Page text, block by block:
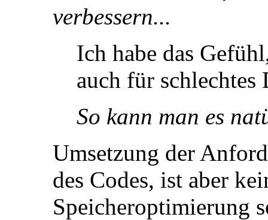
verbessern...
Ich habe das
auch für
So kann man es
Umsetzung der
des Codes, ist aber
Speicheroptimierung